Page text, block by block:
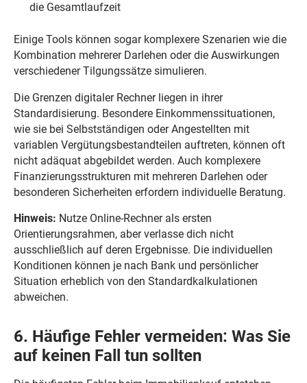
die Gesamtlaufzeit
Einige Tools können sogar komplexere Szenarien wie die
Kombination mehrerer Darlehen oder die Auswirkungen
verschiedener Tilgungssätze simulieren.
Die Grenzen digitaler Rechner liegen in ihrer
Standardisierung. Besondere Einkommenssituationen,
wie sie bei Selbstständigen oder Angestellten mit
variablen Vergütungsbestandteilen auftreten, können oft
nicht adäquat abgebildet werden. Auch komplexere
Finanzierungsstrukturen mit mehreren Darlehen oder
besonderen Sicherheiten erfordern individuelle Beratung.
Hinweis: Nutze Online-Rechner als ersten
Orientierungsrahmen, aber verlasse dich nicht
ausschließlich auf deren Ergebnisse. Die individuellen
Konditionen können je nach Bank und persönlicher
Situation erheblich von den Standardkalkulationen
abweichen.
6. Häufige Fehler vermeiden: Was Sie
auf keinen Fall tun sollten